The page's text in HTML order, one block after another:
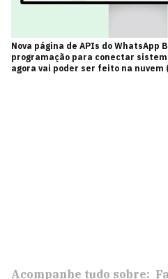
Nova página de APIs do WhatsApp
programação para conectar
agora vai poder ser feito na nuvem
Acompanhe tudo sobre: